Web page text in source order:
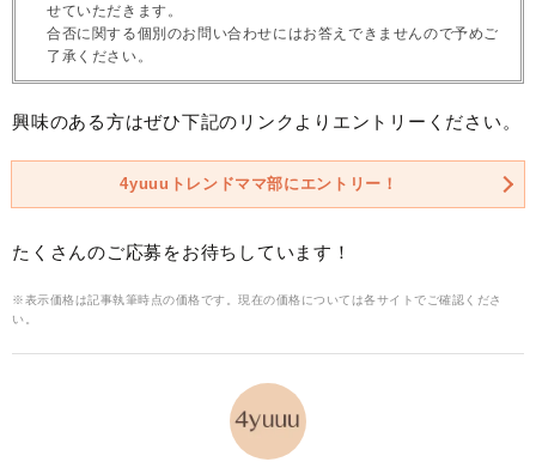
せていただきます。
合否に関する個別のお問い合わせにはお答えできませんので予めご
了承ください。
興味のある方はぜひ下記のリンクよりエントリーください。
4yuuuトレンドママ部にエントリー！
たくさんのご応募をお待ちしています！
※表示価格は記事執筆時点の価格です。現在の価格については各サイトでご確認くださ
い。